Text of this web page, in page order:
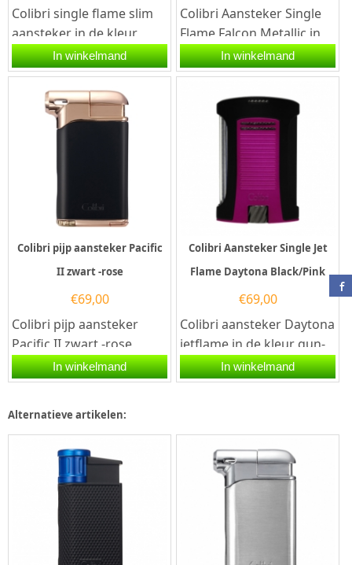
Colibri single flame slim
aansteker in de kleur
charcoal, ofwel een matte
donkergrijze kleur met...
In winkelmand
Colibri Aansteker Single
Flame Falcon Metallic in
de kleur rood. Deze
Colibri aansteker heeft
In winkelmand
Colibri pijp aansteker Pacific
II zwart -rose
€69,00
Colibri pijp aansteker
Pacific II zwart -rose
werkend op butaangas.
Deze
In winkelmand
Colibri Aansteker Single Jet
Flame Daytona Black/Pink
€69,00
Colibri aansteker Daytona
jetflame in de kleur gun-
zwart/rosegoud. Deze
Colibri aansteker heeft
In winkelmand
Alternatieve artikelen: